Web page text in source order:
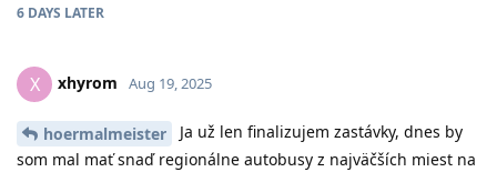
6 DAYS LATER
X xhyrom Aug 19, 2025
hoermalmeister
Ja už len finalizujem zastávky, dnes by
som mal mať snaď regionálne autobusy z najväčších miest na